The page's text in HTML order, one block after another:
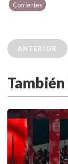
Corrientes
ANTERIOR